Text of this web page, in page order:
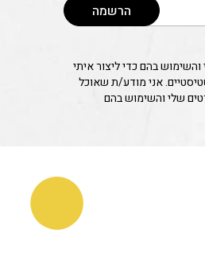
הרשמה
בהם כדי ליצור איתי
אני מודע/ת שאוכל
שלי והשימוש בהם